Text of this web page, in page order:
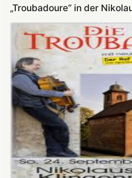
Auslese"
von
Susanne
Seider
„Troubadoure“ in der